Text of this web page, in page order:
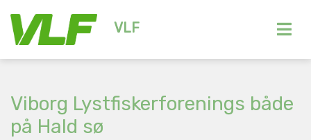
VLF
Viborg Lystfiskerforenings både
på Hald sø